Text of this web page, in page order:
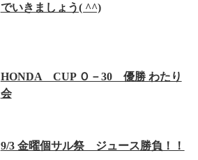
でいきましょう( ^^)
HONDA CUP Ｏ－30 優勝 わたり
会
9/3 金曜個サル祭 ジュース勝負！！